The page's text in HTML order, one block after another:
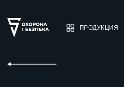
ПРОДУКЦИЯ